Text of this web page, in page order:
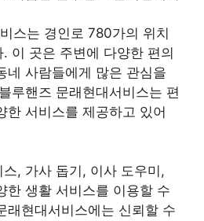
스는 경인로 780가의 위치
이 곳은 주변에 다양한 편의
네 사람들에게 많은 관심을
루핸즈 문래현대서비스는 편
한 서비스를 제공하고 있어
, 가사 돕기, 이사 도우미,
한 생활 서비스를 이용할 수
래현대서비스에는 신뢰할 수